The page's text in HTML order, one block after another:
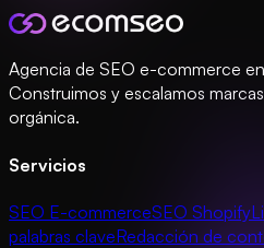
Agencia de SEO e-commerce
Construimos y escalamos
orgánica.
Servicios
SEO E-commerceSEO Shopify
palabras claveRedacción de